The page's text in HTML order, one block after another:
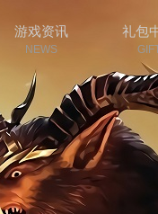
游戏资讯
NEWS
礼包